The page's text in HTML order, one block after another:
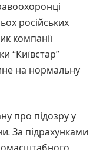
російських
компанії
“Київстар”
на нормальну
про підозру у
За підрахунками